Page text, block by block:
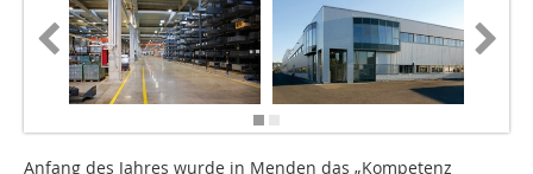
Anfang des Jahres wurde in Menden das „Kompetenz